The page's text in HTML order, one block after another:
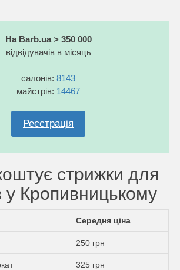
На Barb.ua > 350 000
відвідувачів в місяць
салонів: 8143
майстрів: 14467
Реєстрація
стрижки для
у Кропивницькому
Середня ціна
250 грн
325 грн